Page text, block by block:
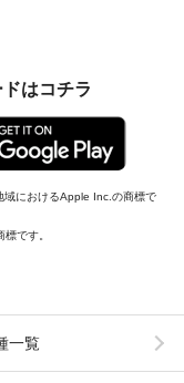
はコチラ
におけるApple Inc.の商標で
です。
一覧